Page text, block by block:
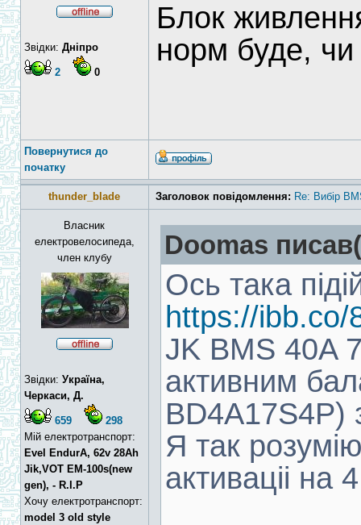
Звідки: Дніпро
2 0
Блок
норм буде,
Повернутися до
початку
thunder_blade Заголовок повідомлення: Re: Вибір
Власник
електровелосипеда,
член клубу
Звідки: Україна,
Черкаси, Д.
659
298
Мій електротранспорт:
Evel EndurA, 62v 28Ah
Jik,VOT EM-100s(new
gen), - R.I.P
Хочу електротранспорт:
model 3 old style
Doomas
Ось така
https://ibb.co/
JK BMS 40A
активним
BD4A17S4P)
Я так
активаціі на